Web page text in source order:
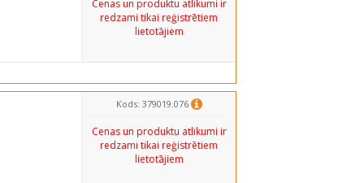
Cenas un produktu atlikumi ir
redzami tikai reģistrētiem
lietotājiem
Kods: 379019.076
Cenas un produktu atlikumi ir
redzami tikai reģistrētiem
lietotājiem